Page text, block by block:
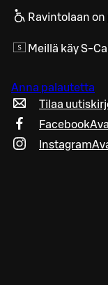
Ravintolaan
Meillä käy S-
Anna palautetta
Tilaa
Facebook
Instagram